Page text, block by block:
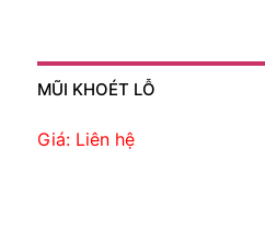
MŨI KHOÉT LỖ
Giá: Liên hệ